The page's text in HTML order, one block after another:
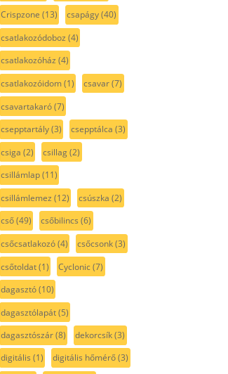
Crispzone (13) csapágy(40)
csatlakozódoboz (4)
csatlakozóház (4)
csatlakozóidom(1) csavar(7)
csavartakaró(7)
csepptartály(3) csepptálca (3)
csiga (2) csillag(2)
csillámlap(11)
csillámlemez (12) csúszka (2)
cső(49) csőbilincs (6)
csőcsatlakozó(4) csőcsonk(3)
csőtoldat(1) Cyclonic(7)
dagasztó(10)
dagasztólapát(5)
dagasztószár(8) dekorcsík(3)
digitális (1) digitális hőmérő(3)